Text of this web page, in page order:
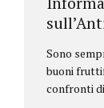
Sono
buoni
confronti